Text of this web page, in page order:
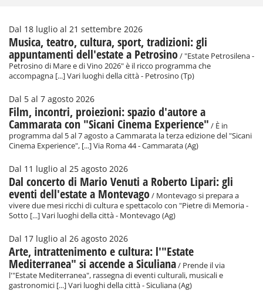
Dal 18 luglio al 21 settembre 2026
Musica, teatro, cultura, sport, tradizioni: gli
appuntamenti dell'estate a Petrosino/ "Estate Petrosilena -
Petrosino di Mare e di Vino 2026" è il ricco programma che
accompagna [...] Vari luoghi della città - Petrosino (Tp)
Dal 5 al 7 agosto 2026
Film, incontri, proiezioni: spazio d'autore a
Cammarata con "Sicani Cinema Experience" / È in
programma dal 5 al 7 agosto a Cammarata la terza edizione del "Sicani
Cinema Experience", [...] Via Roma 44 - Cammarata (Ag)
Dal 11 luglio al 25 agosto 2026
Dal concerto di Mario Venuti a Roberto Lipari: gli
eventi dell'estate a Montevago/ Montevago si prepara a
vivere due mesi ricchi di cultura e spettacolo con "Pietre di Memoria -
Sotto [...] Vari luoghi della città - Montevago (Ag)
Dal 17 luglio al 26 agosto 2026
Arte, intrattenimento e cultura: l'"Estate
Mediterranea" si accende a Siculiana/ Prende il via
l'"Estate Mediterranea", rassegna di eventi culturali, musicali e
gastronomici [...] Vari luoghi della città - Siculiana (Ag)